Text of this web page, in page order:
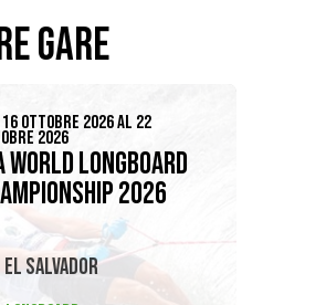
GARE
16 OTTOBRE 2026 AL 22
2026
WORLD LONGBOARD
2026
EL SALVADOR